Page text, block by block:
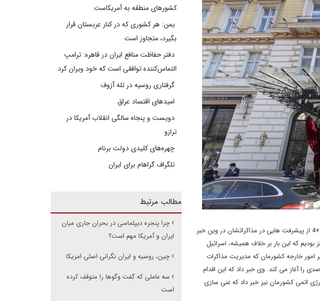
در روزهای گذشته شاهد تحولات جدیدی در پرونده هسته ای کشورمان بودیم. از یک سو ایران و 1+4 از پیشرفت هایی در مذاکراتشان در وین خبر
که این بار بر خلاف همیشه، اسرائیل
امور خارجه کشورمان که مدیریت مذاکرات
را بر عهده دارد، ساعاتی پس از آنکه به وین رسید اعلام کرد که ایران برای نخستین بار غنی سازی 60 درصدی را آغاز می کند. وی خبر داد که این اقدام
اتمی کشورمان نیز خبر داد که غنی سازی
کشورهای منطقه به آمریکاست
یمن: هر کشوری که در کنار عربستان قرار
بگیرد، متجاوز است
دفتر حفاظت منافع ایران در قاهره: ترامپ
التماس‌کننده توافقی است که خود ویران کرد
گرفتاری روسیه در تله آزوف
امیدهای اقتصاد عراق
دویست و پنجاه سالگی انقلاب آمریکا در
ترازو
چهره‌های کلیدی دولت برنام
تلگراف گراهام برای ایران
مطالب مرتبط
چرا پنجره دیپلماسی در بحران جاری میان
ایران و آمریکا مهم است؟
چین، روسیه و ایران نگرانی اصلی امریکا
سه عاملی که گفت وگوها را متوقف کرده
است